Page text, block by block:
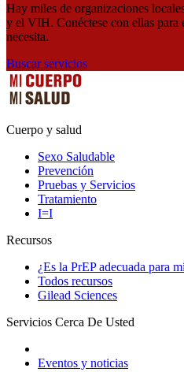
Hay miles de organizaciones
y el VIH. Conéctese con ellas para
necesita.
Buscar servicios
Cuerpo y salud
Sexo Saludable
Prevención
Pruebas y Servicios
Tratamiento
I=I
Recursos
¿Es la PrEP adecuada para
Todos recursos
Gilead Sciences
Servicios Cerca De Usted
Eventos y noticias